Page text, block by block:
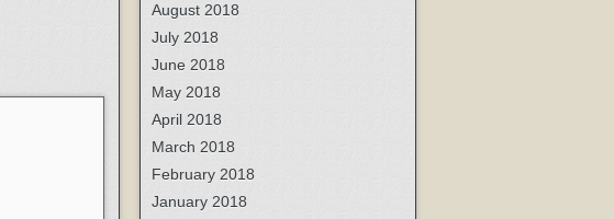
August 2018
July 2018
June 2018
May 2018
April 2018
March 2018
February 2018
January 2018